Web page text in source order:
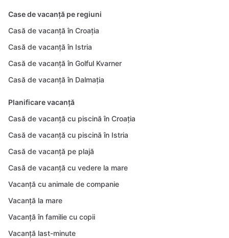
Case de vacanță pe regiuni
Casă de vacanță în Croația
Casă de vacanță în Istria
Casă de vacanță în Golful Kvarner
Casă de vacanță în Dalmația
Planificare vacanță
Casă de vacanță cu piscină în Croația
Casă de vacanță cu piscină în Istria
Casă de vacanță pe plajă
Casă de vacanță cu vedere la mare
Vacanță cu animale de companie
Vacanță la mare
Vacanță în familie cu copii
Vacanță last-minute